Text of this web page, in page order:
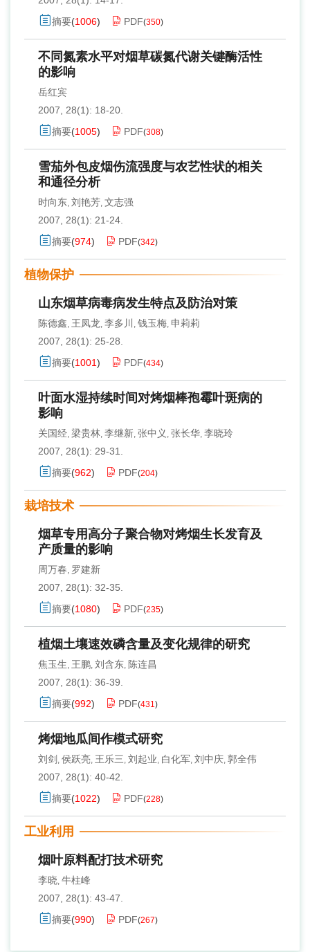
摘要(1006) PDF(350)
不同氮素水平对烟草碳氮代谢关键酶活性
的影响
岳红宾
2007, 28(1): 18-20.
摘要(1005) PDF(308)
雪茄外包皮烟伤流强度与农艺性状的相关
和通径分析
时向东, 刘艳芳, 文志强
2007, 28(1): 21-24.
摘要(974) PDF(342)
植物保护
山东烟草病毒病发生特点及防治对策
陈德鑫, 王凤龙, 李多川 , 钱玉梅, 申莉莉
2007, 28(1): 25-28.
摘要(1001) PDF(434)
叶面水湿持续时间对烤烟棒孢霉叶斑病的
影响
关国经, 梁贵林, 李继新, 张中义 , 张长华, 李晓玲
2007, 28(1): 29-31.
摘要(962) PDF(204)
栽培技术
烟草专用高分子聚合物对烤烟生长发育及
产质量的影响
周万春, 罗建新
2007, 28(1): 32-35.
摘要(1080) PDF(235)
植烟土壤速效磷含量及变化规律的研究
焦玉生, 王鹏, 刘含东, 陈连昌
2007, 28(1): 36-39.
摘要(992) PDF(431)
烤烟地瓜间作模式研究
刘剑 , 侯跃亮, 王乐三, 刘起业, 白化军, 刘中庆, 郭全伟
2007, 28(1): 40-42.
摘要(1022) PDF(228)
工业利用
烟叶原料配打技术研究
李晓, 牛柱峰
2007, 28(1): 43-47.
摘要(990) PDF(267)